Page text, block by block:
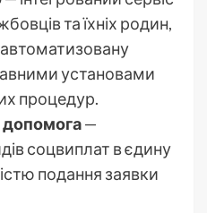
та їхніх родин,
установами
процедур.
допомога—
соцвиплат в єдину
подання заявки